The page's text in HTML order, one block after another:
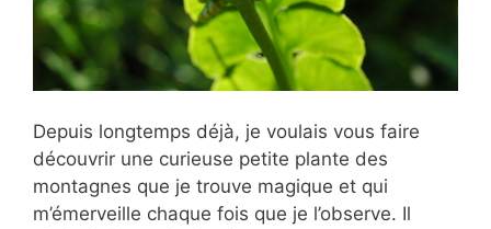
Depuis longtemps déjà, je voulais vous faire
découvrir une curieuse petite plante des
montagnes que je trouve magique et qui
m’émerveille chaque fois que je l’observe. Il